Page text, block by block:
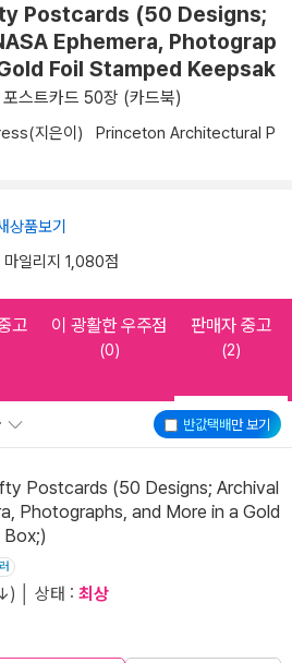
Postcards (50 Designs;
Ephemera, Photograp
Foil Stamped Keepsak
스트카드 50장 (카드북)
지은이)
Princeton Architectural P
상품보기
일리지 1,080점
고 이 광활한 우주점
(0)
판매자 중고
(2)
반값택배만 보기
Postcards (50 Designs; Archival
Photographs, and More in a Gold
Box;)
│ 상태 : 최상